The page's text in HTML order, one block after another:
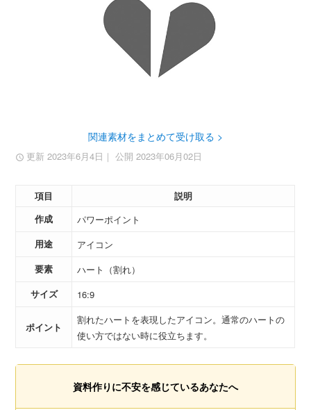
関連素材をまとめて受け取る >
更新 2023年6月4日 ｜ 公開 2023年06月02日
項目
説明
作成
パワーポイント
用途
アイコン
要素
ハート（割れ）
サイズ
16:9
ポイント
割れたハートを表現したアイコン。通常のハートの
使い方ではない時に役立ちます。
資料作りに不安を感じているあなたへ